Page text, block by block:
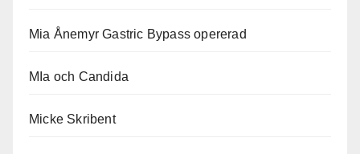
Mia Ånemyr Gastric Bypass opererad
MIa och Candida
Micke Skribent